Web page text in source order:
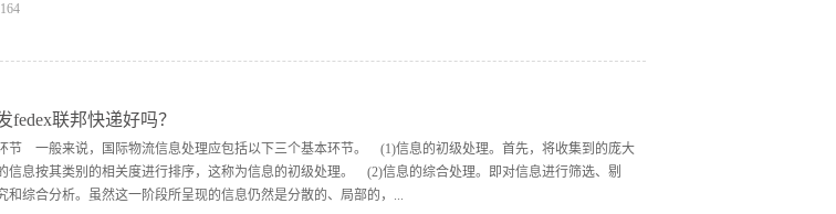
和方法是在全面分析制造企业生产库存的特点以后建立和发展起来的。自1961年美国的Josph Orlick在一家拖
获得广泛应用，取得了明显的经济效果。MRP的产生和发展对国际物流信息系国际物流统的设计产生了深
164
fedex联邦快递好吗？
节 一般来说，国际物流信息处理应包括以下三个基本环节。 (1)信息的初级处理。首先，将收集到的庞大
信息按其类别的相关度进行排序，这称为信息的初级处理。 (2)信息的综合处理。即对信息进行筛选、剔
和综合分析。虽然这一阶段所呈现的信息仍然是分散的、局部的，...